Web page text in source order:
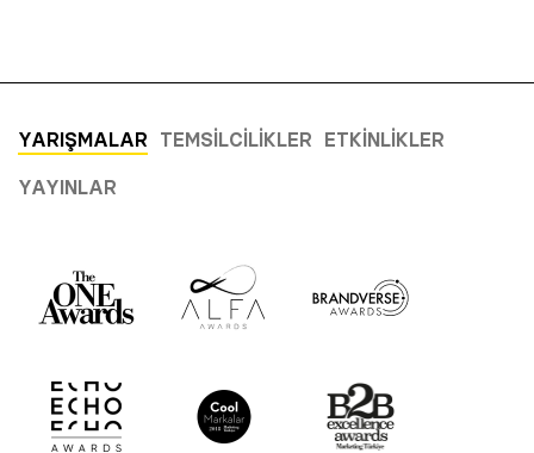
YARIŞMALAR TEMSILCILIKLER ETKINLIKLER
YAYINLAR